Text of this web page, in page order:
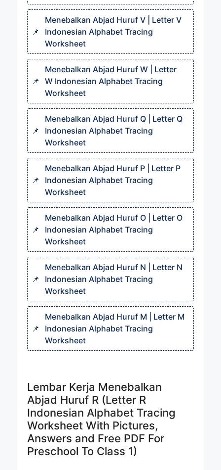
Menebalkan Abjad Huruf V | Letter V
Indonesian Alphabet Tracing
Worksheet
Menebalkan Abjad Huruf W | Letter
W Indonesian Alphabet Tracing
Worksheet
Menebalkan Abjad Huruf Q | Letter Q
Indonesian Alphabet Tracing
Worksheet
Menebalkan Abjad Huruf P | Letter P
Indonesian Alphabet Tracing
Worksheet
Menebalkan Abjad Huruf O | Letter O
Indonesian Alphabet Tracing
Worksheet
Menebalkan Abjad Huruf N | Letter N
Indonesian Alphabet Tracing
Worksheet
Menebalkan Abjad Huruf M | Letter M
Indonesian Alphabet Tracing
Worksheet
Lembar Kerja Menebalkan
Abjad Huruf R (Letter R
Indonesian Alphabet Tracing
Worksheet With Pictures,
Answers and Free PDF For
Preschool To Class 1)